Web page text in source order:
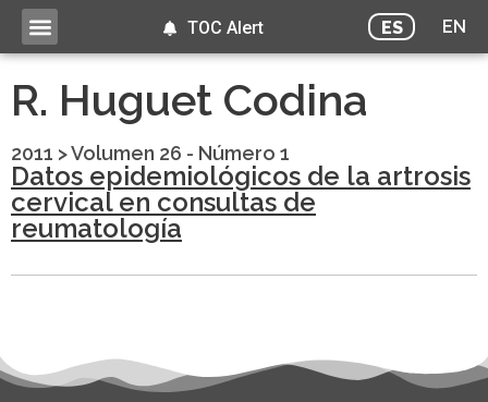
ES EN
TOC Alert
R. Huguet Codina
2011 >Volumen 26 - Número 1
Datos epidemiológicos de la artrosis
cervical en consultas de
reumatología